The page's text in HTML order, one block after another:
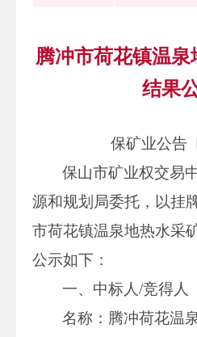
腾冲市荷花镇温
结果
保矿业公告
保山市矿业权交易
源和规划局委托，以挂
市荷花镇温泉地热水采
公示如下：
一、中标人/竞得人
名称：腾冲荷花温